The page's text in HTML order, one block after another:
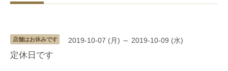
店舗はお休みです 2019-10-07 (月) ～ 2019-10-09 (水)
定休日です